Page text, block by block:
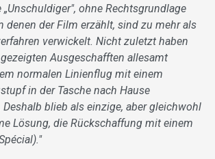
„Unschuldiger", ohne Rechtsgrundlage
denen der Film erzählt, sind zu mehr als
verwickelt. Nicht zuletzt haben
Ausgeschafften allesamt
normalen Linienflug mit einem
in der Tasche nach Hause
blieb als einzige, aber gleichwohl
Lösung, die Rückschaffung mit einem